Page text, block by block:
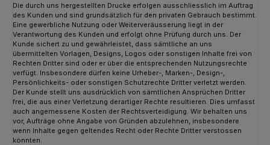
Die durch uns hergestellten Drucke erfolgen ausschliesslich im Auftrag
des Kunden und sind grundsätzlich für den privaten Gebrauch bestimmt.
Eine gewerbliche Nutzung oder Weiterveräusserung liegt in der
Verantwortung des Kunden und erfolgt ohne Prüfung durch uns. Der
Kunde sichert zu und gewährleistet, dass sämtliche an uns
übermittelten Vorlagen, Designs, Logos oder sonstigen Inhalte frei von
Rechten Dritter sind oder er über die entsprechenden Nutzungsrechte
verfügt. Insbesondere dürfen keine Urheber-, Marken-, Design-,
Persönlichkeits- oder sonstigen Schutzrechte Dritter verletzt werden.
Der Kunde stellt uns ausdrücklich von sämtlichen Ansprüchen Dritter
frei, die aus einer Verletzung derartiger Rechte resultieren. Dies umfasst
auch angemessene Kosten der Rechtsverteidigung. Wir behalten uns
vor, Aufträge ohne Angabe von Gründen abzulehnen, insbesondere
wenn Inhalte gegen geltendes Recht oder Rechte Dritter verstossen
könnten.